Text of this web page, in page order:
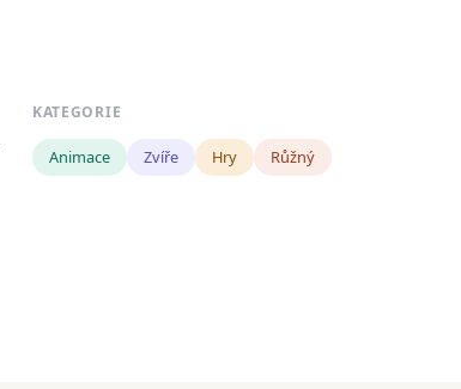
KATEGORIE
Animace Zvíře Hry Růžný